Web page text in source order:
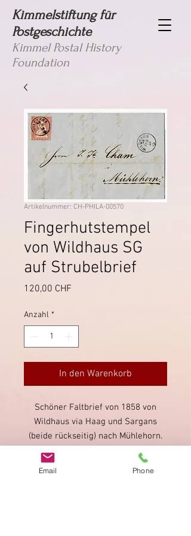
Kimmelstiftung für
Postgeschichte
Kimmel Postal History
Foundation
Artikelnummer: CH-PHILA-00570
Fingerhutstempel
von Wildhaus SG
auf Strubelbrief
120,00 CHF
Anzahl *
In den Warenkorb
Schöner Faltbrief von 1858 von
Wildhaus via Haag und Sargans
(beide rückseitig) nach Mühlehorn.
Saubere Fingerhutstempel von
Wildhaus, auch auf dem Strubeli
Email Phone